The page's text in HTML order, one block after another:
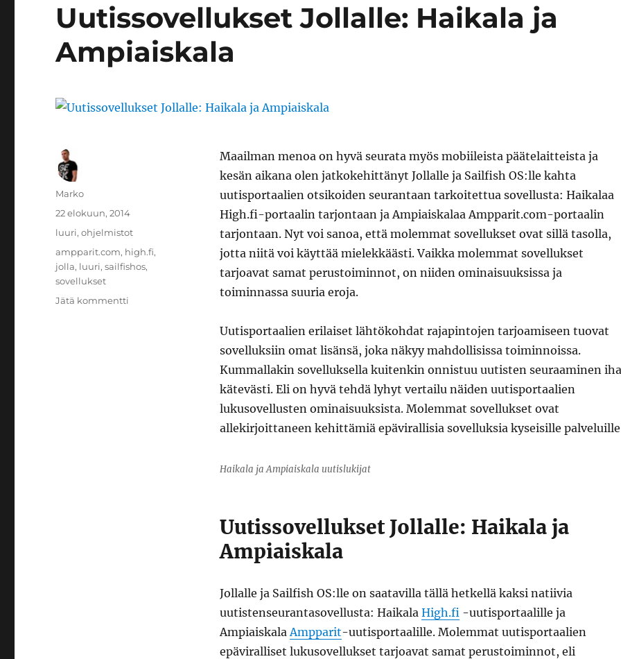
Uutissovellukset Jollalle: Haikala ja
Ampiaiskala
Maailman menoa on hyvä seurata myös mobiileista päätelaitteista ja
kesän aikana olen jatkokehittänyt Jollalle ja Sailfish OS:lle kahta
uutisportaalien otsikoiden seurantaan tarkoitettua sovellusta: Haikalaa
High.fi-portaalin tarjontaan ja Ampiaiskalaa Ampparit.com-portaalin
tarjontaan. Nyt voi sanoa, että molemmat sovellukset ovat sillä tasolla,
jotta niitä voi käyttää mielekkäästi. Vaikka molemmat sovellukset
tarjoavat samat perustoiminnot, on niiden ominaisuuksissa ja
toiminnassa suuria eroja.
Uutisportaalien erilaiset lähtökohdat rajapintojen tarjoamiseen tuovat
sovelluksiin omat lisänsä, joka näkyy mahdollisissa toiminnoissa.
Kummallakin sovelluksella kuitenkin onnistuu uutisten seuraaminen
kätevästi. Eli on hyvä tehdä lyhyt vertailu näiden uutisportaalien
lukusovellusten ominaisuuksista. Molemmat sovellukset ovat
allekirjoittaneen kehittämiä epävirallisia sovelluksia kyseisille
Haikala ja Ampiaiskala uutislukijat
Uutissovellukset Jollalle: Haikala ja
Ampiaiskala
Jollalle ja Sailfish OS:lle on saatavilla tällä hetkellä kaksi natiivia
uutistenseurantasovellusta: Haikala High.fi-uutisportaalille ja
AmpiaiskalaAmpparit-uutisportaalille. Molemmat uutisportaalien
epäviralliset lukusovellukset tarjoavat samat perustoiminnot, eli
Kirjoittaja
Marko
Julkaistu
22 elokuun, 2014
Kategoriat
luuri,ohjelmistot
Avainsanat
ampparit.com, high.fi,
jolla, luuri,sailfishos,
sovellukset
Jätä kommentti